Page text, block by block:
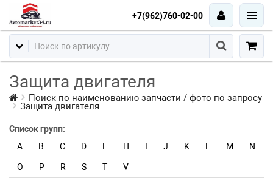
+7(962)760-02-00
Защита двигателя
Поиск по наименованию запчасти / фото по запросу
Защита двигателя
Список групп:
A
B C D F H J K M N
O P R S T V